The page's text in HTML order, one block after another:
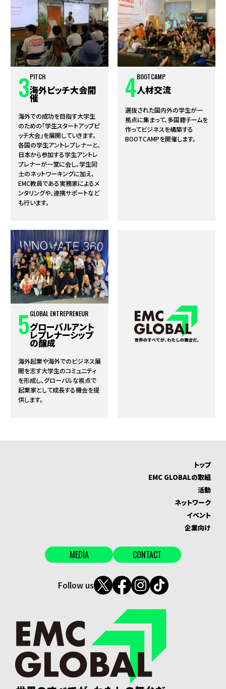
3PITCH
海外ピッチ大会開
催
海外での成功を目指す大学生
のための「学生スタートアップピ
ッチ大会」を展開していきます。
各国の学生アントレプレナーと、
日本から参加する学生アントレ
プレナーが一堂に会し、学生同
士のネットワーキングに加え、
EMC教員である実務家によるメ
ンタリングや、連携サポートなど
も行います。
4BOOTCAMP
人材交流
選抜された国内外の学生が一
拠点に集まって、多国籍チームを
作ってビジネスを構築する
BOOTCAMPを開催します。
5GLOBAL ENTREPRENEUR
グローバルアント
レプレナーシップ
の醸成
海外起業や海外でのビジネス展
開を志す大学生のコミュニティ
を形成し、グローバルな視点で
起業家として成長する機会を提
供します。
トップ
EMC GLOBALの取組
活動
ネットワーク
イベント
企業向け
MEDIA CONTACT
Follow us